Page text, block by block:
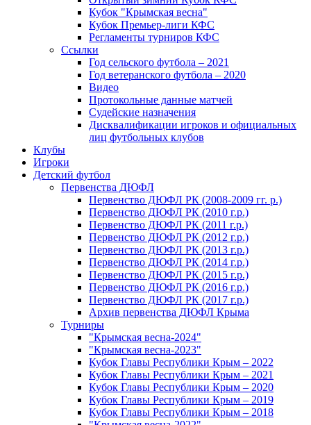
Кубок "Крымская весна"
Кубок Премьер-лиги КФС
Регламенты турниров КФС
Ссылки
Год сельского футбола – 2021
Год ветеранского футбола – 2020
Видео
Протокольные данные матчей
Судейские назначения
Дисквалификации игроков и официальных
лиц футбольных клубов
Клубы
Игроки
Детский футбол
Первенства ДЮФЛ
Первенство ДЮФЛ РК (2008-2009 гг. р.)
Первенство ДЮФЛ РК (2010 г.р.)
Первенство ДЮФЛ РК (2011 г.р.)
Первенство ДЮФЛ РК (2012 г.р.)
Первенство ДЮФЛ РК (2013 г.р.)
Первенство ДЮФЛ РК (2014 г.р.)
Первенство ДЮФЛ РК (2015 г.р.)
Первенство ДЮФЛ РК (2016 г.р.)
Первенство ДЮФЛ РК (2017 г.р.)
Архив первенства ДЮФЛ Крыма
Турниры
"Крымская весна-2024"
"Крымская весна-2023"
Кубок Главы Республики Крым – 2022
Кубок Главы Республики Крым – 2021
Кубок Главы Республики Крым – 2020
Кубок Главы Республики Крым – 2019
Кубок Главы Республики Крым – 2018